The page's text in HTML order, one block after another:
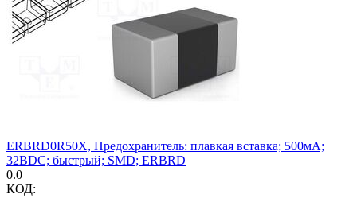
ERBRD0R50X, Предохранитель: плавкая вставка; 500мА;
32ВDC; быстрый; SMD; ERBRD
0.0
КОД: